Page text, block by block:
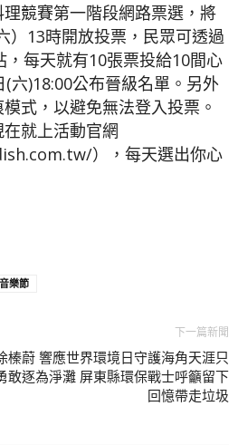
競賽第一階段網路票選，將
）13時開放投票，民眾可透過
，每天就有10張票投給10間心
六)18:00公布晉級名單。另外
式，以避免無法登入投票。
就上活動官網
），每天選出你心
樂節
榛蔚
敢逐
下一篇新聞
響應世界環境日守護海角天涯只
為淨灘 屏東縣環保戰士呼籲留下
回憶帶走垃圾